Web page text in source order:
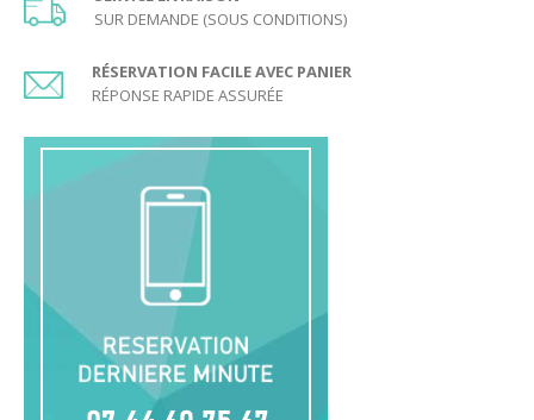
SUR DEMANDE (SOUS CONDITIONS)
RÉSERVATION FACILE AVEC PANIER
RÉPONSE RAPIDE ASSURÉE